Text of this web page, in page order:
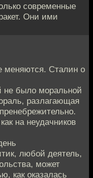
современные
Они ими
меняются. Сталин о
не было моральной
разлагающая
на неудачников
любой деятель,
может
как оказалась